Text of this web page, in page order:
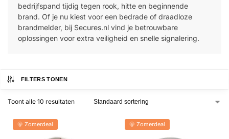
samenstellen
Alarm
met
bedrijfspand tijdig tegen rook, hitte en beginnende
brand. Of je nu kiest voor een bedrade of draadloze
brandmelder, bij Secures.nl vind je betrouwbare
oplossingen voor extra veiligheid en snelle signalering.
FILTERS TONEN
Toont alle 10 resultaten
🌞 Zomerdeal 🌞 Zomerdeal